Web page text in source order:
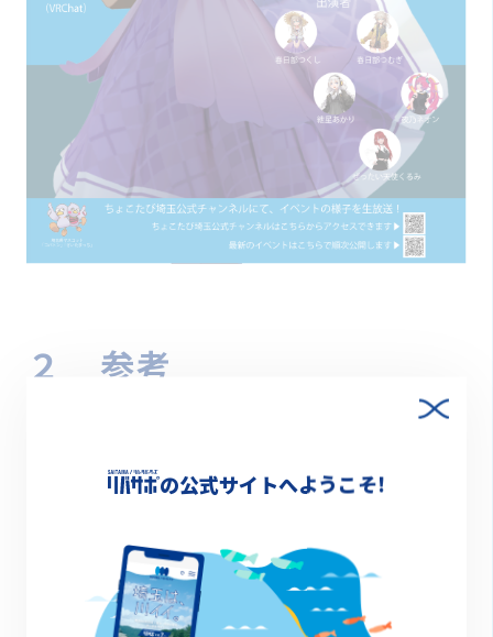
２ 参考
国土交通省をはじめとする官民学で構成された
めた取組です。毎年7月7日午後7時7分に水辺
で全国一斉に乾杯することを呼びかけていま
の公式サイトへようこそ!